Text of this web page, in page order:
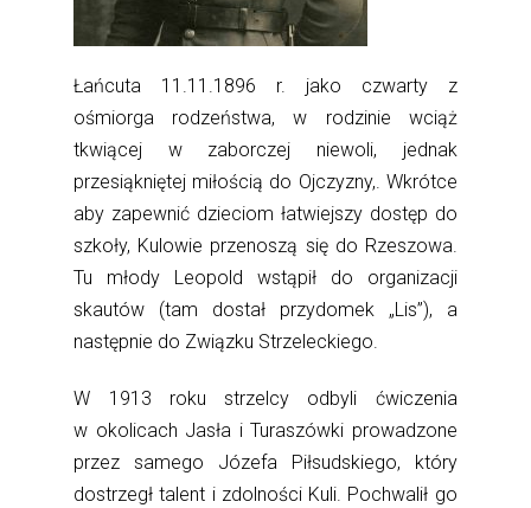
Łańcuta 11.11.1896 r. jako czwarty z
ośmiorga rodzeństwa, w rodzinie wciąż
tkwiącej w zaborczej niewoli, jednak
przesiąkniętej miłością do Ojczyzny,. Wkrótce
aby zapewnić dzieciom łatwiejszy dostęp do
szkoły, Kulowie przenoszą się do Rzeszowa.
Tu młody Leopold wstąpił do organizacji
skautów (tam dostał przydomek „Lis”), a
następnie do Związku Strzeleckiego.
W 1913 roku strzelcy odbyli ćwiczenia
w okolicach Jasła i Turaszówki prowadzone
przez samego Józefa Piłsudskiego, który
dostrzegł talent i zdolności Kuli. Pochwalił go